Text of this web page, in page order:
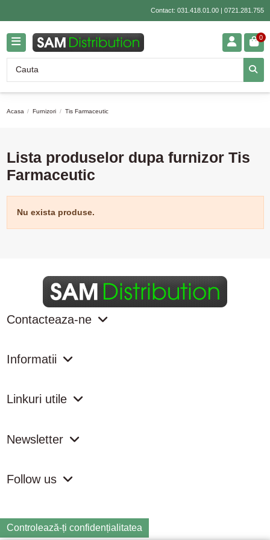
Contact: 031.418.01.00| 0721.281.755
0
Acasa Furnizori Tis Farmaceutic
Lista produselor dupa furnizor Tis
Farmaceutic
Nu exista produse.
Contacteaza-ne
Informatii
Linkuri utile
Newsletter
Follow us
Controlează-ți confidențialitatea